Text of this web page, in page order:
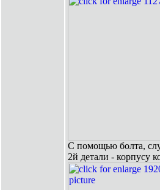
С помощью болта,
2й детали - корпусу